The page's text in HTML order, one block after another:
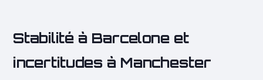
Stabilité à Barcelone et
incertitudes à Manchester